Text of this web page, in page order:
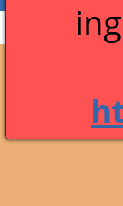
Blog